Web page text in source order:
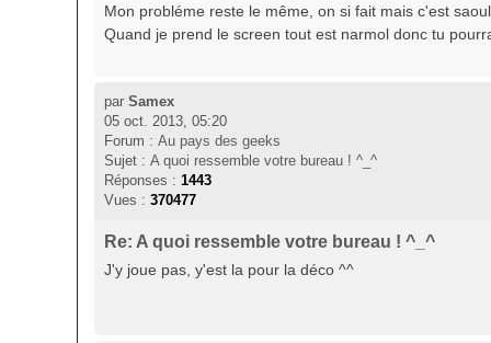
Mon probléme reste le même, on si fait mais c'est
Quand je prend le screen tout est narmol donc tu
par Samex
05 oct. 2013, 05:20
Forum : Au pays des geeks
Sujet : A quoi ressemble votre bureau ! ^_^
Réponses : 1443
Vues : 370477
Re: A quoi ressemble votre bureau ! ^_^
J'y joue pas, y'est la pour la déco ^^